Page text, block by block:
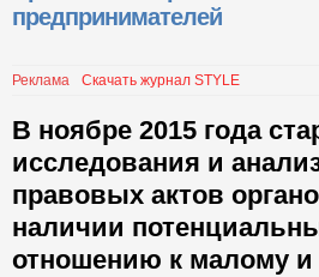
предпринимателей
Реклама Скачать журнал STYLE
В ноябре 2015 года
исследования и
правовых актов
наличии
отношению к малому и